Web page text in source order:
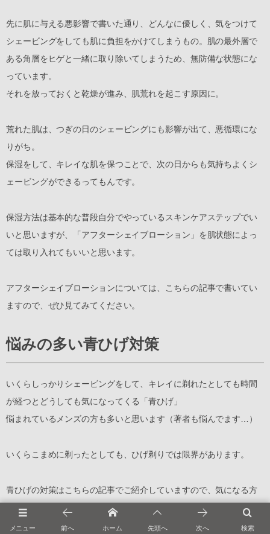
先に肌に与える悪影響で書いた通り、どんなに優しく、気をつけて
シェービングをしても肌に負担をかけてしまうもの。肌の最外層で
ある角層をヒゲと一緒に取り除いてしまうため、無防備な状態にな
っています。
それを放っておくと乾燥が進み、肌荒れを起こす原因に。
荒れた肌は、つぎの日のシェービングにも影響が出て、悪循環にな
りがち。
保湿をして、キレイな肌を保つことで、次の日からも気持ちよくシ
ェービングができるってもんです。
保湿方法は基本的な普段自分でやっているスキンケアステップでい
いと思いますが、「アフターシェイブローション」を肌状態によっ
ては取り入れてもいいと思います。
アフターシェイブローションについては、こちらの記事で書いてい
ますので、ぜひ見てみてください。
悩みの多い青ひげ対策
いくらしっかりシェービングをして、キレイに剃れたとしても時間
が経つとどうしても気になってくる「青ひげ」
悩まれているメンズの方も多いと思います（著者も悩んでます…）
いくらこまめに剃ったとしても、ひげ剃りでは限界があります。
青ひげの対策はこちらの記事でご紹介していますので、気になる方
は一緒に読んでみてくださいね。
メニュー 検索
前へ ホーム 先頭へ 次へ